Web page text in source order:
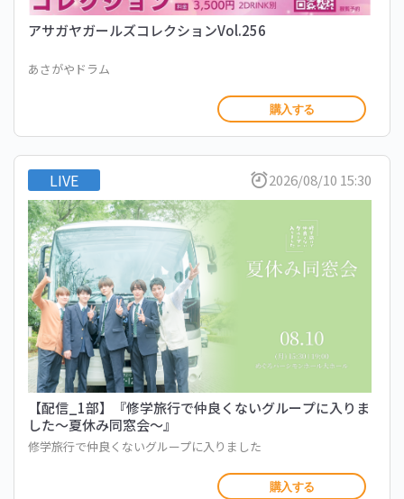
アサガヤガールズコレクションVol.256
あさがやドラム
購入する
LIVE 2026/08/10 15:30
【配信_1部】『修学旅行で仲良くないグループに入りま
した〜夏休み同窓会〜』
修学旅行で仲良くないグループに入りました
購入する